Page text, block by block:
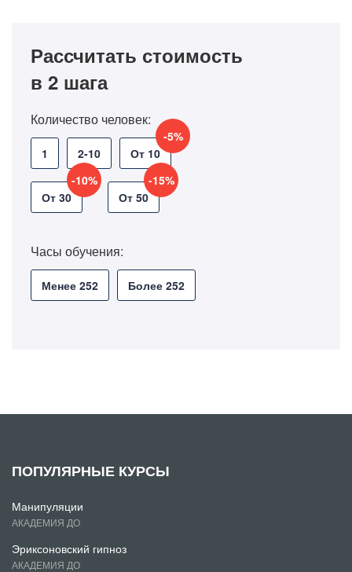
Рассчитать стоимость
в 2 шага
Количество человек:
1 2-10 От 10
-5%
От 30
-10%
От 50
-15%
Часы обучения:
Менее 252 Более 252
ПОПУЛЯРНЫЕ КУРСЫ
Манипуляции
АКАДЕМИЯ ДО
Эриксоновский гипноз
АКАДЕМИЯ ДО